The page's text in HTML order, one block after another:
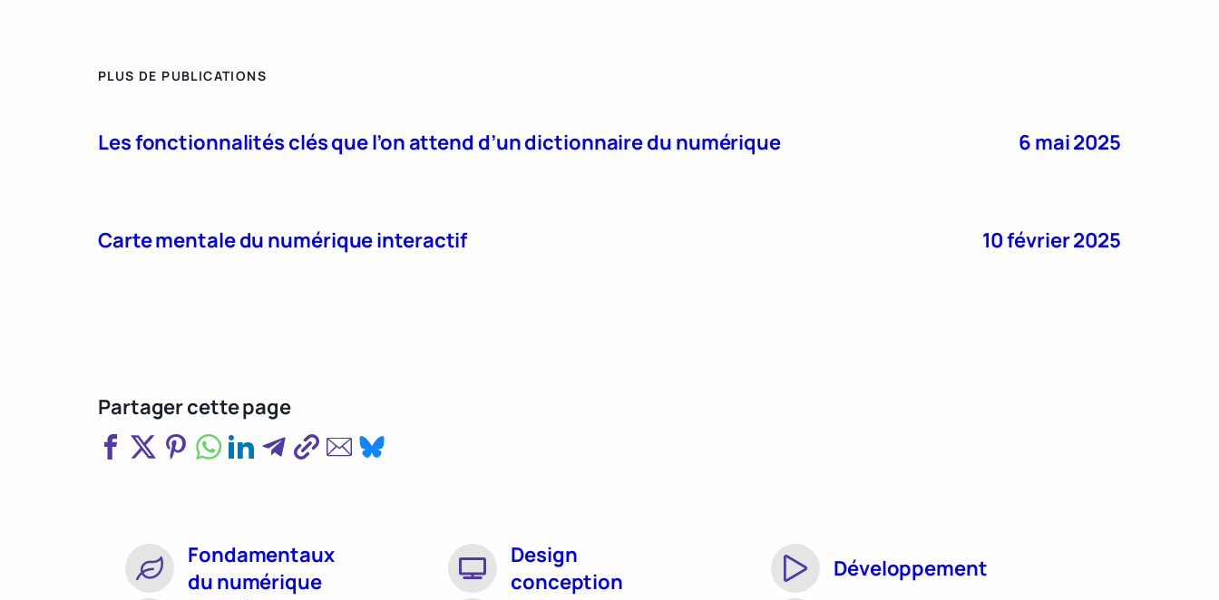
PLUS DE PUBLICATIONS
Les fonctionnalités clés que l’on attend d’un dictionnaire du numérique 6 mai 2025
Carte mentale du numérique interactif 10 février 2025
Partager cette page
Fondamentaux
du numérique
Design
conception
Développement